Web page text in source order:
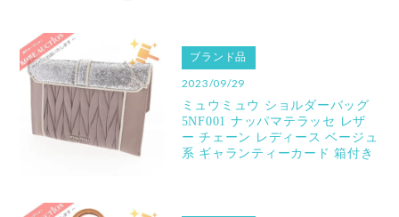
ブランド品
2023/09/29
ミュウミュウ ショルダーバッグ
5NF001 ナッパマテラッセ レザ
ー チェーン レディース ベージュ
系 ギャランティーカード 箱付き